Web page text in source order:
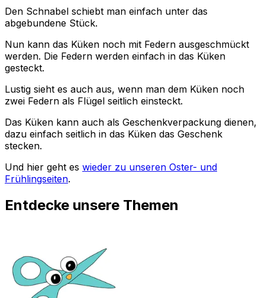
Den Schnabel schiebt man einfach unter das
abgebundene Stück.
Nun kann das Küken noch mit Federn ausgeschmückt
werden. Die Federn werden einfach in das Küken
gesteckt.
Lustig sieht es auch aus, wenn man dem Küken noch
zwei Federn als Flügel seitlich einsteckt.
Das Küken kann auch als Geschenkverpackung dienen,
dazu einfach seitlich in das Küken das Geschenk
stecken.
Und hier geht es wieder zu unseren Oster- und
Frühlingseiten.
Entdecke unsere Themen